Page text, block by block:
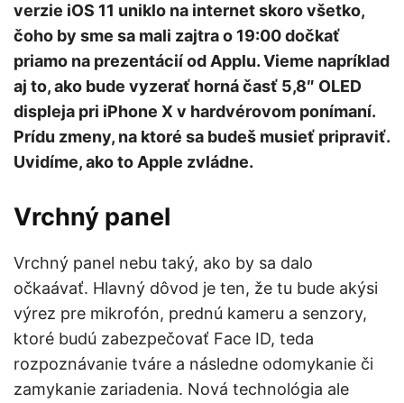
verzie iOS 11 uniklo na internet skoro všetko,
čoho by sme sa mali zajtra o 19:00 dočkať
priamo na prezentácií od Applu. Vieme napríklad
aj to, ako bude vyzerať horná časť 5,8″ OLED
displeja pri iPhone X v hardvérovom ponímaní.
Prídu zmeny, na ktoré sa budeš musieť pripraviť.
Uvidíme, ako to Apple zvládne.
Vrchný panel
Vrchný panel nebu taký, ako by sa dalo
očkaávať. Hlavný dôvod je ten, že tu bude akýsi
výrez pre mikrofón, prednú kameru a senzory,
ktoré budú zabezpečovať Face ID, teda
rozpoznávanie tváre a následne odomykanie či
zamykanie zariadenia. Nová technológia ale